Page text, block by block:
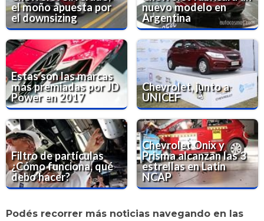
el moño apuesta por
el downsizing
nuevo modelo en
Argentina
Estas son las marcas
más premiadas por JD
Power en 2017
Chevrolet, junto a
UNICEF
Filtro de partículas
¿Cómo funciona, qué
debo hacer?
Chevrolet Onix y
Prisma alcanzan las 3
estrellas en Latin
NCAP
Podés recorrer más noticias navegando en las